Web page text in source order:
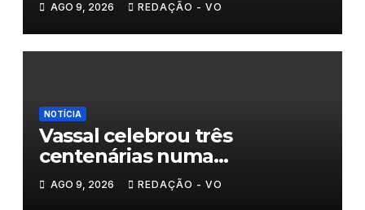
AGO 9, 2026 REDAÇÃO - VO
NOTÍCIA
Vassal celebrou três
centenárias numa
homenagem a um século de
histórias
AGO 9, 2026 REDAÇÃO - VO